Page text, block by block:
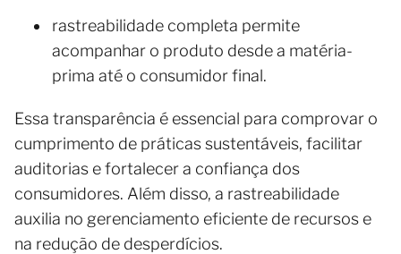
rastreabilidade completa permite
acompanhar o produto desde a matéria-
prima até o consumidor final.
Essa transparência é essencial para comprovar o
cumprimento de práticas sustentáveis, facilitar
auditorias e fortalecer a confiança dos
consumidores. Além disso, a rastreabilidade
auxilia no gerenciamento eficiente de recursos e
na redução de desperdícios.